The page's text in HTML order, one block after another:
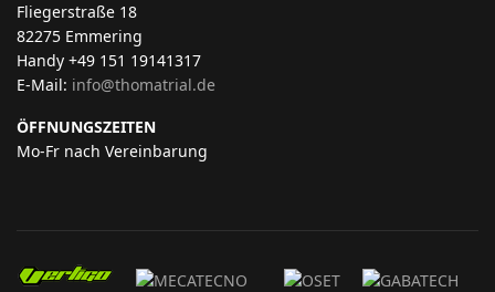
Fliegerstraße 18
82275 Emmering
Handy +49 151 19141317
E-Mail: info@thomatrial.de
ÖFFNUNGSZEITEN
Mo-Fr nach Vereinbarung